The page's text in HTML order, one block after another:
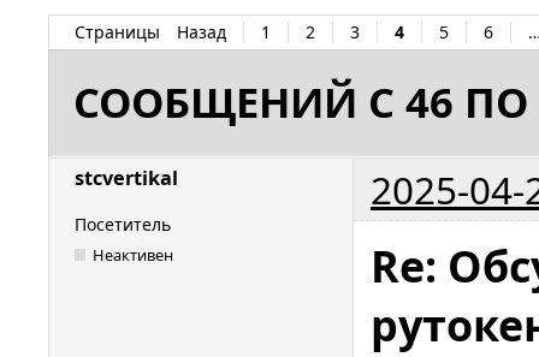
Страницы Назад 1 2 3 4 5 6
СООБЩЕНИЙ С 46 ПО
stcvertikal 2025-04-
Посетитель
Неактивен
Re: